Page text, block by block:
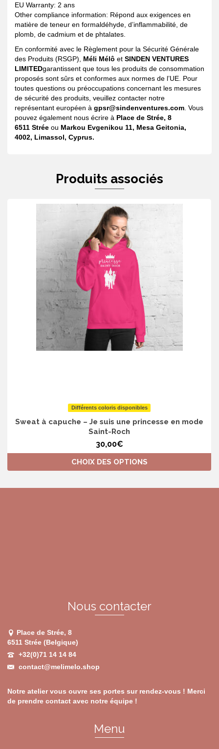
EU Warranty: 2 ans
Other compliance information: Répond aux exigences en
matière de teneur en formaldéhyde, d’inflammabilité, de
plomb, de cadmium et de phtalates.
En conformité avec le Règlement pour la Sécurité Générale
des Produits (RSGP), Méli Mélô et SINDEN VENTURES
LIMITEDgarantissent que tous les produits de consommation
proposés sont sûrs et conformes aux normes de l’UE. Pour
toutes questions ou préoccupations concernant les mesures
de sécurité des produits, veuillez contacter notre
représentant européen à gpsr@sindenventures.com . Vous
pouvez également nous écrire à Place de Strée, 8
6511 Strée ou Markou Evgenikou 11, Mesa Geitonia,
4002, Limassol, Cyprus.
Produits associés
Différents coloris disponibles
Sweat à capuche – Je suis une princesse en mode
Saint-Roch
30,00€
CHOIX DES OPTIONS
du
produit
Nous contacter
Place de Strée, 8
6511 Strée (Belgique)
+32(0)71 14 14 84
contact@melimelo.shop
Notre atelier vous ouvre ses portes sur rendez-vous ! Merci
de prendre contact avec notre équipe !
Menu